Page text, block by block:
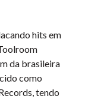
hits em
da brasileira
como
tendo